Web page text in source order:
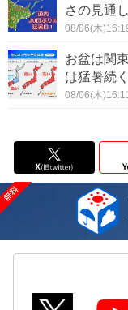
さの見通
08/06(木
お盆は関
は猛暑続
08/06(木